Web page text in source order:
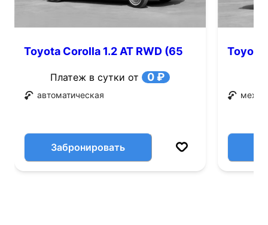
Toyota Corolla 1.2 AT RWD (65
Платеж в сутки от 0 ₽
автоматическая
Забронировать
Toyota